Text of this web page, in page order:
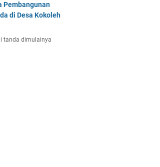
Pembangunan
di Desa Kokoleh
tanda dimulainya